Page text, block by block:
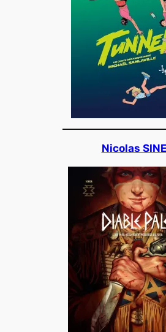
Nicolas